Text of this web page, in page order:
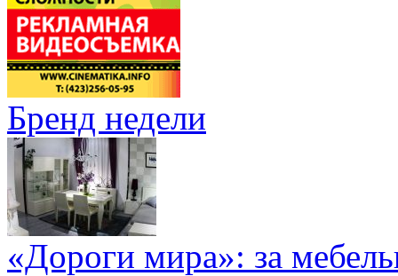
Бренд недели
«Дороги мира»: за